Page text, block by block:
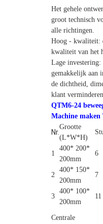
Het gehele
groot technisch
alle richtingen.
Hoog - kwaliteit:
kwaliteit van het
Lage investering:
gemakkelijk aan
de dichtheid,
klant
QTM6-24
Machine maken
Nr.
Grootte
(L*W*H)
1
400* 200*
200mm
6
2
400* 150*
200mm
7
3
400* 100*
200mm
11
Centrale